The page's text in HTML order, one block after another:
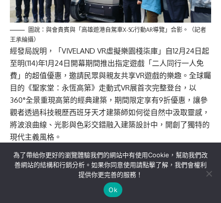
圖說：與會貴賓與「高雄遊港自駕車X-5G行動AR導覽」合影。（記者
王承綸攝）
經發局說明，「VIVELAND VR虛擬樂園棧柒庫」自12月24日起
至明(114)年1月24日開幕期間推出指定遊戲「二人同行一人免
費」的超值優惠，邀請民眾與親友共享VR遊戲的樂趣。全球矚
目的《聖家堂：永恆高第》走動式VR展首次完整登台，以
360°全景重現高第的經典建築，期間限定享有9折優惠，讓參
觀者透過科技親歷西班牙天才建築師如何從自然中汲取靈感，
將波浪曲線、光影與色彩交錯融入建築設計中，開創了獨特的
現代主義風格。
關於我們 隱私權政策 聯絡我們
Copyright©MORE News
為了帶給你更好的瀏覽體驗我們的網站中有使用Cookie，幫助我們改
善網站的結構和行銷分析。如果你同意使用請點擊了解，我們會權利
提供你更完善的服務！
Ok